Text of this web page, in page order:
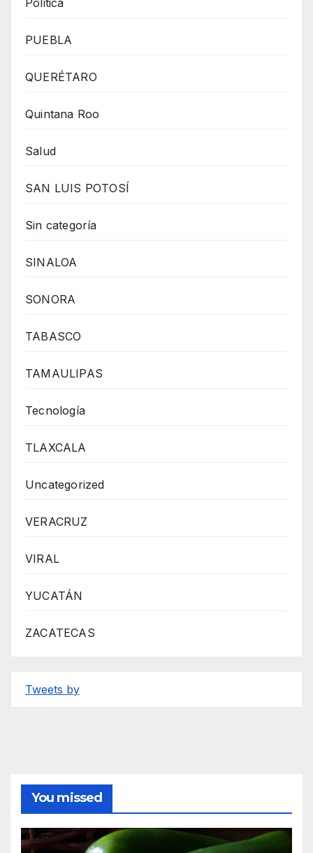
Politica
PUEBLA
QUERÉTARO
Quintana Roo
Salud
SAN LUIS POTOSÍ
Sin categoría
SINALOA
SONORA
TABASCO
TAMAULIPAS
Tecnología
TLAXCALA
Uncategorized
VERACRUZ
VIRAL
YUCATÁN
ZACATECAS
Tweets by
You missed